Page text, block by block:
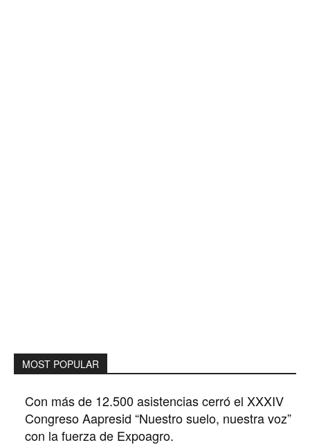
MOST POPULAR
Con más de 12.500 asistencias cerró el XXXIV
Congreso Aapresid “Nuestro suelo, nuestra voz”
con la fuerza de Expoagro.